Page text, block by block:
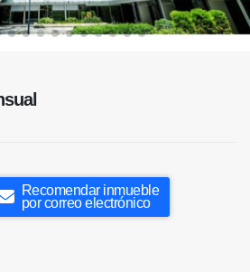
Recomendar inmueble
por correo electrónico